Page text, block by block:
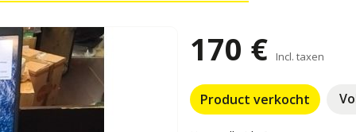
170 € Incl. taxen
Product verkocht